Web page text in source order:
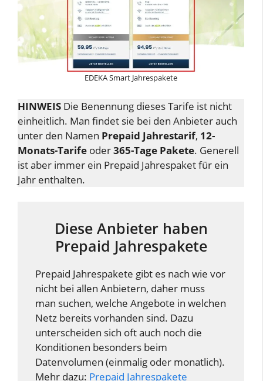
EDEKA Smart Jahrespakete
HINWEIS Die Benennung dieses Tarife ist nicht
einheitlich. Man findet sie bei den Anbieter auch
unter den Namen Prepaid Jahrestarif, 12-
Monats-Tarife oder365-Tage Pakete. Generell
ist aber immer ein Prepaid Jahrespaket für ein
Jahr enthalten.
Diese Anbieter haben
Prepaid Jahrespakete
Prepaid Jahrespakete gibt es nach wie vor
nicht bei allen Anbietern, daher muss
man suchen, welche Angebote in welchen
Netz bereits vorhanden sind. Dazu
unterscheiden sich oft auch noch die
Konditionen besonders beim
Datenvolumen (einmalig oder monatlich).
Mehr dazu: Prepaid Jahrespakete